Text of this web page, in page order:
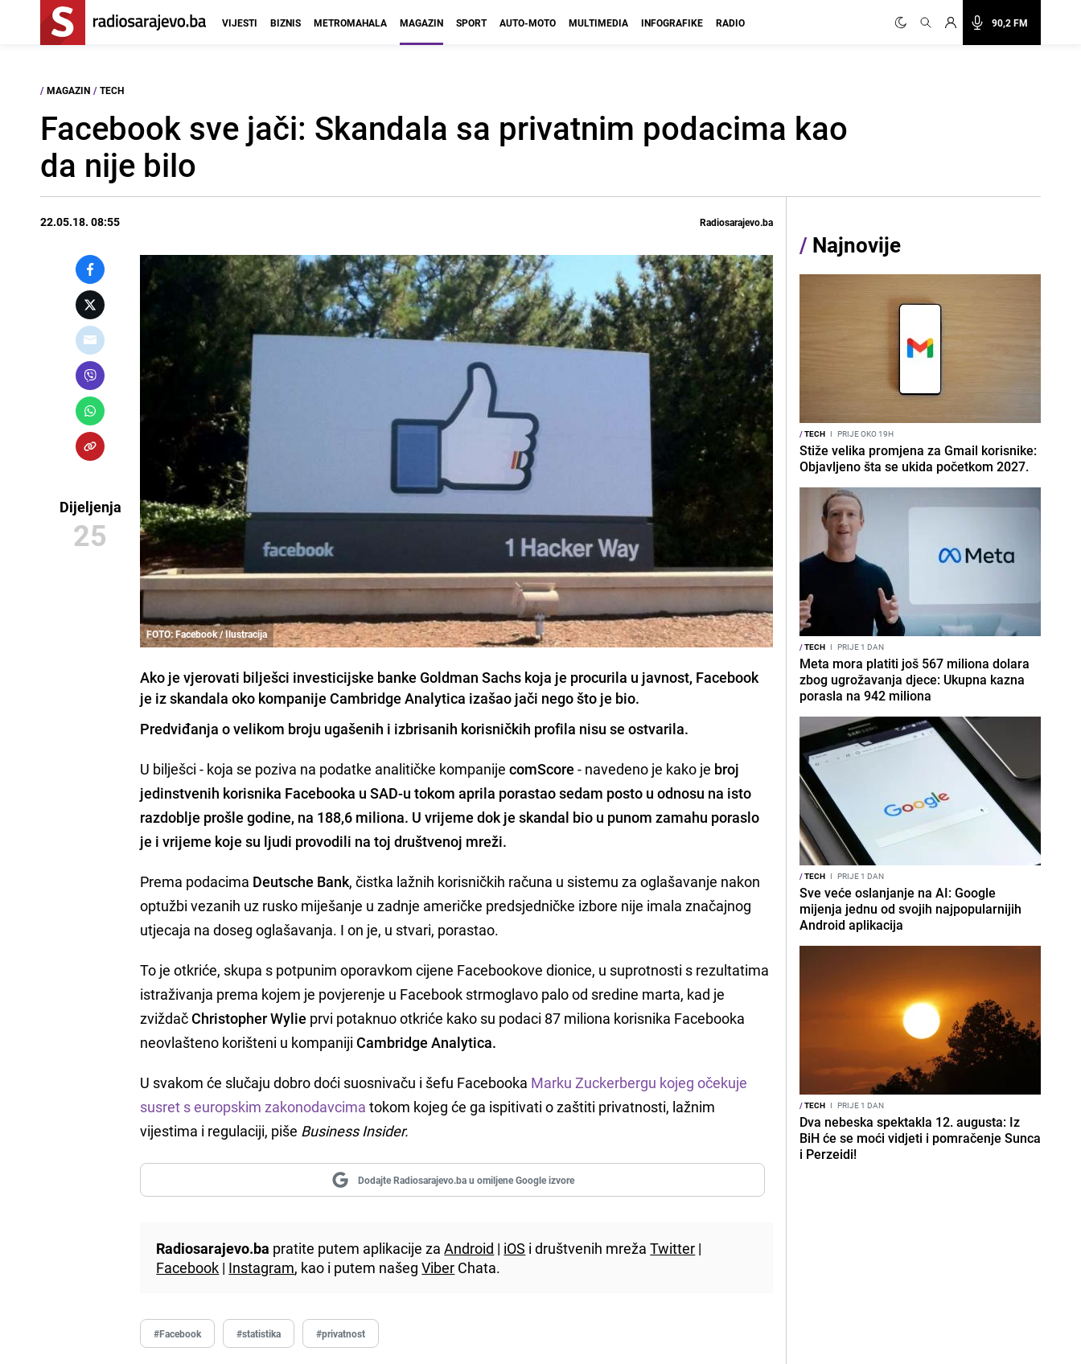
90,2 FM
VIJESTI BIZNIS METROMAHALA MAGAZIN SPORT AUTO-MOTO MULTIMEDIA INFOGRAFIKE RADIO
/ MAGAZIN / TECH
Facebook sve jači: Skandala sa privatnim podacima kao
da nije bilo
22.05.18. 08:55 Radiosarajevo.ba
Dijeljenja
25
FOTO: Facebook / Ilustracija
Ako je vjerovati bilješci investicijske banke Goldman Sachs koja je procurila u javnost, Facebook
je iz skandala oko kompanije Cambridge Analytica izašao jači nego što je bio.
Predviđanja o velikom broju ugašenih i izbrisanih korisničkih profila nisu se ostvarila.
U bilješci - koja se poziva na podatke analitičke kompanijecomScore - navedeno je kako je broj
jedinstvenih korisnika Facebooka u SAD-u tokom aprila porastao sedam posto u odnosu na isto
razdoblje prošle godine, na 188,6 miliona. U vrijeme dok je skandal bio u punom zamahu poraslo
je i vrijeme koje su ljudi provodili na toj društvenoj mreži.
Prema podacima Deutsche Bank, čistka lažnih korisničkih računa u sistemu za oglašavanje nakon
optužbi vezanih uz rusko miješanje u zadnje američke predsjedničke izbore nije imala značajnog
utjecaja na doseg oglašavanja. I on je, u stvari, porastao.
To je otkriće, skupa s potpunim oporavkom cijene Facebookove dionice, u suprotnosti s rezultatima
istraživanja prema kojem je povjerenje u Facebook strmoglavo palo od sredine marta, kad je
zviždačChristopher Wylie prvi potaknuo otkriće kako su podaci 87 miliona korisnika Facebooka
neovlašteno korišteni u kompanijiCambridge Analytica.
U svakom će slučaju dobro doći suosnivaču i šefu Facebooka Marku Zuckerbergu kojeg očekuje
susret s europskim zakonodavcima tokom kojeg će ga ispitivati o zaštiti privatnosti, lažnim
vijestima i regulaciji, piše Business Insider.
Dodajte Radiosarajevo.ba u omiljene Google izvore
Radiosarajevo.ba pratite putem aplikacije zaAndroid | iOS i društvenih mrežaTwitter |
Facebook | Instagram, kao i putem našegViber Chata.
#Facebook #statistika #privatnost
/ Najnovije
/TECH I PRIJE OKO 19H
Stiže velika promjena za Gmail korisnike:
Objavljeno šta se ukida početkom 2027.
/TECH I PRIJE 1 DAN
Meta mora platiti još 567 miliona dolara
zbog ugrožavanja djece: Ukupna kazna
porasla na 942 miliona
/TECH I PRIJE 1 DAN
Sve veće oslanjanje na AI: Google
mijenja jednu od svojih najpopularnijih
Android aplikacija
/TECH I PRIJE 1 DAN
Dva nebeska spektakla 12. augusta: Iz
BiH će se moći vidjeti i pomračenje Sunca
i Perzeidi!